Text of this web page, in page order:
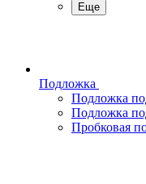
Еще
Подложка
Подложка
Подложка
Пробковая